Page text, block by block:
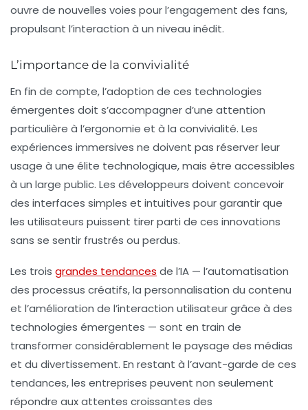
ouvre de nouvelles voies pour l’engagement des fans,
propulsant l’interaction à un niveau inédit.
L’importance de la convivialité
En fin de compte, l’adoption de ces technologies
émergentes doit s’accompagner d’une attention
particulière à l’ergonomie et à la convivialité. Les
expériences immersives ne doivent pas réserver leur
usage à une élite technologique, mais être accessibles
à un large public. Les développeurs doivent concevoir
des interfaces simples et intuitives pour garantir que
les utilisateurs puissent tirer parti de ces innovations
sans se sentir frustrés ou perdus.
Les trois grandes tendances de l’IA — l’automatisation
des processus créatifs, la personnalisation du contenu
et l’amélioration de l’interaction utilisateur grâce à des
technologies émergentes — sont en train de
transformer considérablement le paysage des médias
et du divertissement. En restant à l’avant-garde de ces
tendances, les entreprises peuvent non seulement
répondre aux attentes croissantes des